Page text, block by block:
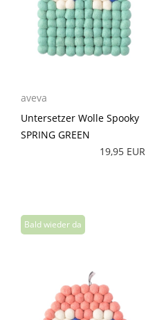
aveva
Untersetzer Wolle Spooky
SPRING GREEN
19,95 EUR